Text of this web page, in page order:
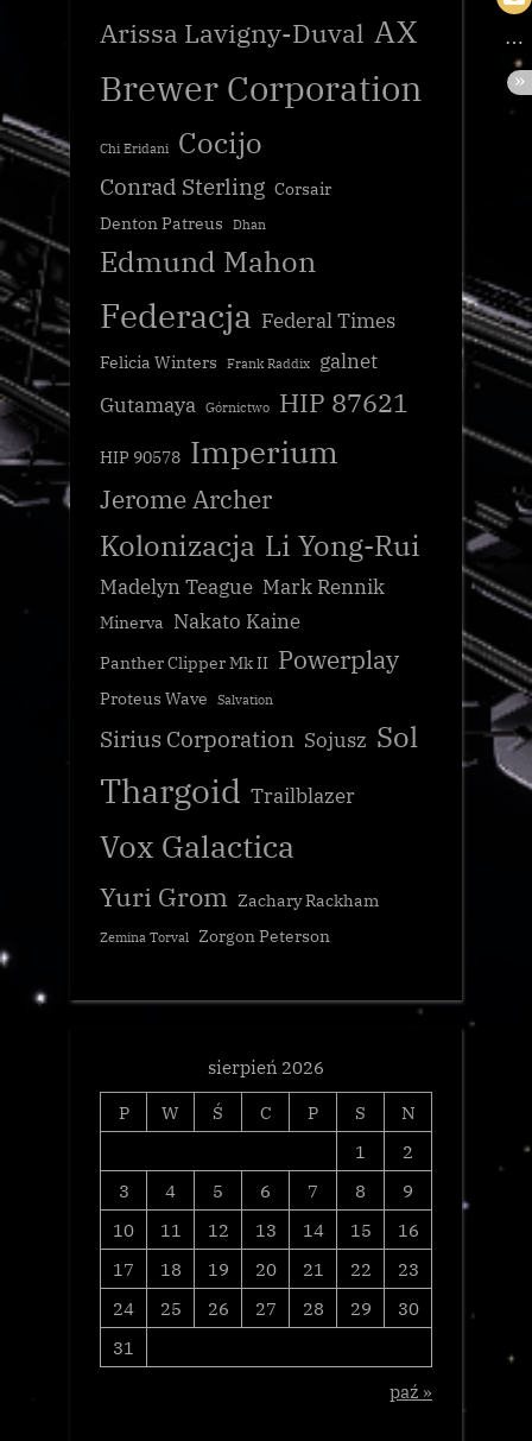
Arissa Lavigny-Duval AX
Brewer Corporation
Chi Eridani Cocijo
Conrad Sterling Corsair
Denton Patreus
Dhan
Edmund Mahon
Federacja Federal Times
Felicia Winters Frank Raddix
galnet
Gutamaya Górnictwo HIP 87621
HIP 90578 Imperium
Jerome Archer
Kolonizacja Li Yong-Rui
Madelyn Teague Mark Rennik
Minerva Nakato Kaine
Panther Clipper Mk II Powerplay
Proteus Wave Salvation
Sirius Corporation Sojusz Sol
Thargoid Trailblazer
Vox Galactica
Yuri Grom Zachary Rackham
Zemina Torval Zorgon Peterson
sierpień 2026
P
W Ś C P S
N
1
2
3
4 5 6 7 8
9
10
11 12 13 14 15
16
17
18 19 20 21 22
23
24
25 26 27 28 29
30
31
paź »